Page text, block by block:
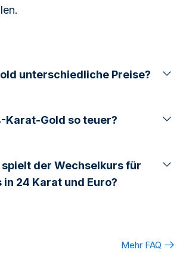
unterschiedliche Preise?
Karat-Gold so teuer?
spielt der Wechselkurs für
in 24 Karat und Euro?
Mehr FAQ